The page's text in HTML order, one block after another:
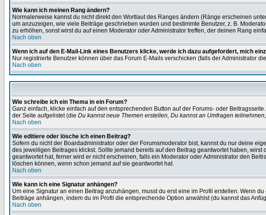
Wie kann ich meinen Rang ändern?
Normalerweise kannst du nicht direkt den Wortlaut des Ranges ändern (Ränge erscheinen
um anzuzeigen, wie viele Beiträge geschrieben wurden und bestimmte Benutzer, z. B.
zu erhöhen, sonst wirst du auf einen Moderator oder Administrator treffen, der deinen Rang
Nach oben
Wenn ich auf den E-Mail-Link eines Benutzers klicke, werde ich dazu aufgefordert, mich
Nur registrierte Benutzer können über das Forum E-Mails verschicken (falls der Administrator
Nach oben
Wie schreibe ich ein Thema in ein Forum?
Ganz einfach, klicke einfach auf den entsprechenden Button auf der Forums- oder
der Seite aufgelistet (die Du kannst neue Themen erstellen, Du kannst an Umfragen
Nach oben
Wie editiere oder lösche ich einen Beitrag?
Sofern du nicht der Boardadministrator oder der Forumsmoderator bist, kannst du nur deine
des jeweiligen Beitrages klickst. Sollte jemand bereits auf den Beitrag geantwortet haben,
geantwortet hat, ferner wird er nicht erscheinen, falls ein Moderator oder Administrator den
löschen können, wenn schon jemand auf sie geantwortet hat.
Nach oben
Wie kann ich eine Signatur anhängen?
Um eine Signatur an einen Beitrag anzuhängen, musst du erst eine im Profil erstellen. Wenn
Beiträge anhängen, indem du im Profil die entsprechende Option anwählst (du kannst das
Nach oben